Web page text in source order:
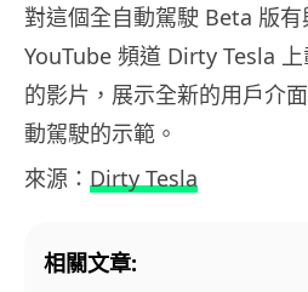
對這個全自動駕駛 Beta 版有
YouTube 頻道 Dirty Tesla
的影片，展示全新的用戶介
動駕駛的示範。
來源： Dirty Tesla
相關文章: